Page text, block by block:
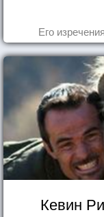
Его
Кевин